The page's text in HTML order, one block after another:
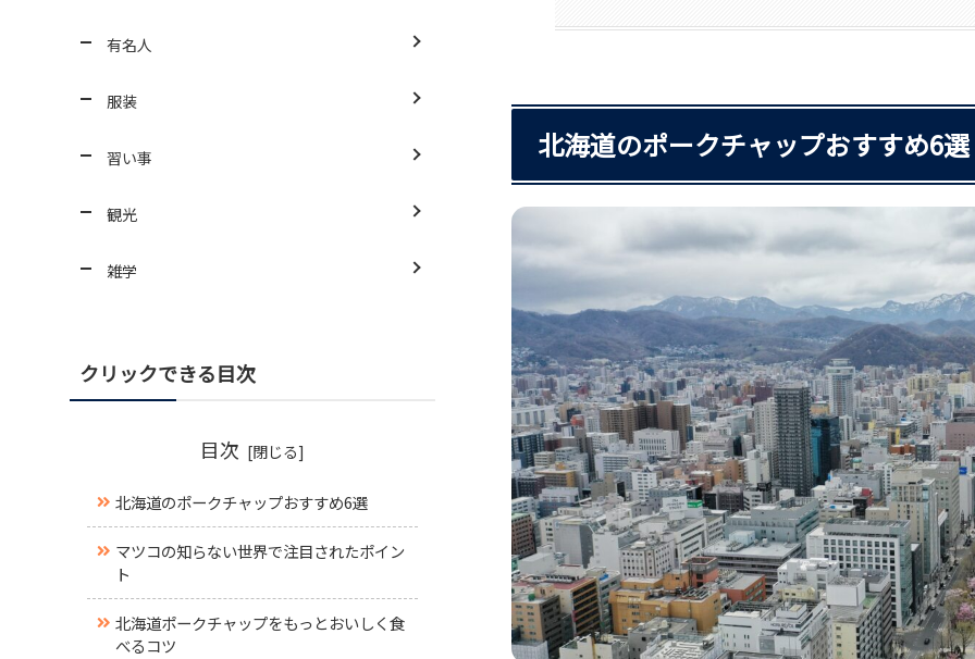
北海道のポークチャップおすすめ6選
有名人
服装
習い事
観光
雑学
クリックできる目次
目次
北海道のポークチャップおすすめ6選
マツコの知らない世界で注目されたポイン
ト
北海道ポークチャップをもっとおいしく食
べるコツ